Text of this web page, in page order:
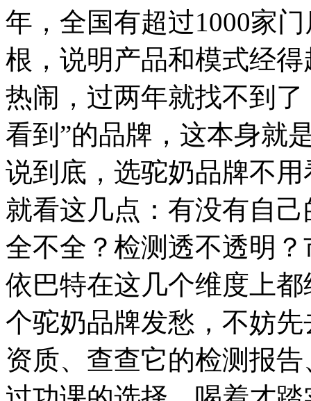
年，全国有超过1000家
根，说明产品和模式经
热闹，过两年就找不到
看到”的品牌，这本身就
说到底，选驼奶品牌不
就看这几点：有没有自
全不全？检测透不透明
依巴特在这几个维度上
个驼奶品牌发愁，不妨
资质、查查它的检测报